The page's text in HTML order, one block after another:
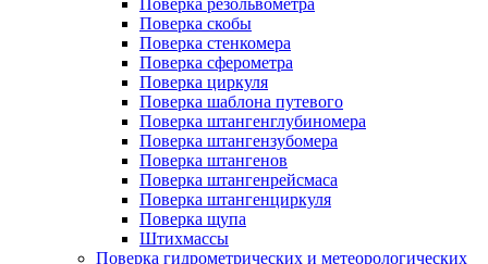
Поверка резольвометра
Поверка скобы
Поверка стенкомера
Поверка сферометра
Поверка циркуля
Поверка шаблона путевого
Поверка штангенглубиномера
Поверка штангензубомера
Поверка штангенов
Поверка штангенрейсмаса
Поверка штангенциркуля
Поверка щупа
Штихмассы
Поверка гидрометрических и метеорологических